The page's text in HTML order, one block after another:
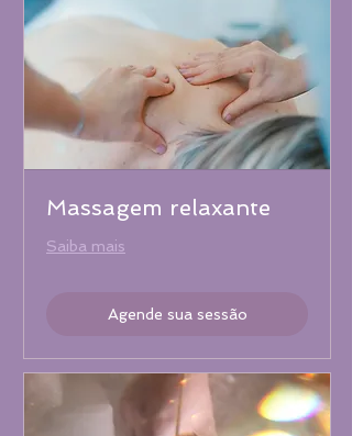
Massagem relaxante
Saiba mais
Agende sua sessão